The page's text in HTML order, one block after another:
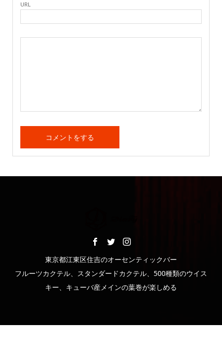
URL
東京都江東区住吉のオーセンティックバー
フルーツカクテル、スタンダードカクテル、500種類のウイス
キー、キューバ産メインの葉巻が楽しめる